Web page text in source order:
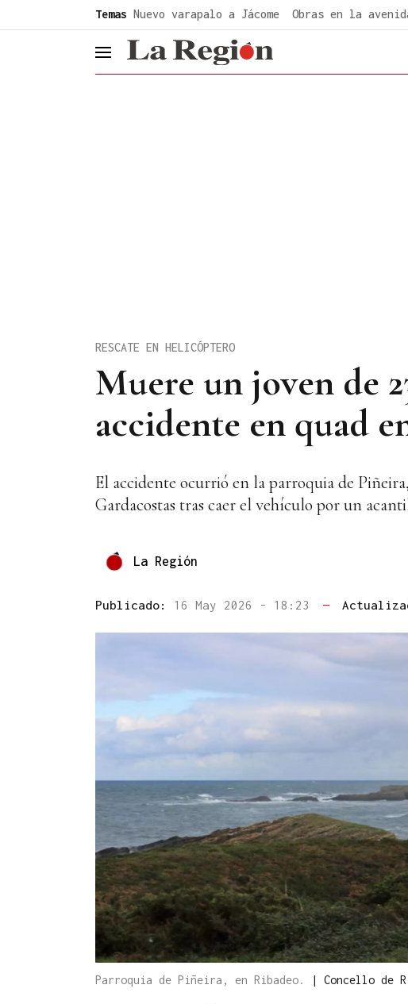
Temas Nuevo varapalo a Jácome Obras en la
header.menu.open
Muere un joven de
accidente en quad
RESCATE EN HELICÓPTERO
El accidente ocurrió en la parroquia de
Gardacostas tras caer el vehículo por un
La Región
Publicado: 16 May 2026 - 18:23 —
Parroquia de Piñeira, en Ribadeo. | Concello de